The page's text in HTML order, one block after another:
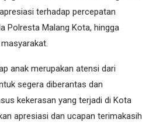
terhadap percepatan
Polresta Malang Kota, hingga
anak merupakan atensi dari
segera diberantas dan
kekerasan yang terjadi di Kota
apresiasi dan ucapan terimakasih